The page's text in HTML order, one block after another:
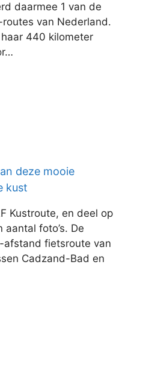
daarmee 1 van de
van Nederland.
440 kilometer
deze mooie
kust
Kustroute, en deel op
foto’s. De
fietsroute van
Cadzand-Bad en